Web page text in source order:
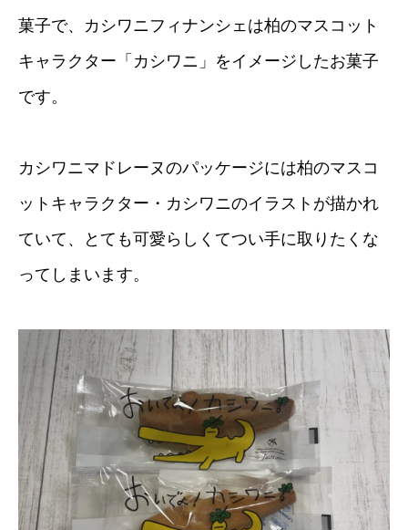
菓子で、カシワニフィナンシェは柏のマスコット
キャラクター「カシワニ」をイメージしたお菓子
です。
カシワニマドレーヌのパッケージには柏のマスコ
ットキャラクター・カシワニのイラストが描かれ
ていて、とても可愛らしくてつい手に取りたくな
ってしまいます。